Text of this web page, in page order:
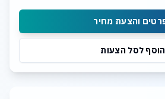
והצעת מחיר
הוסף לסל הצעות